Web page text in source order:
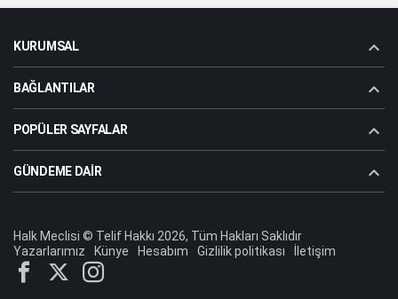
KURUMSAL
BAĞLANTILAR
POPÜLER SAYFALAR
GÜNDEME DAIR
Halk Meclisi © Telif Hakkı 2026, Tüm Hakları Saklıdır
Yazarlarımız
Künye Hesabım Gizlilik politikası İletişim